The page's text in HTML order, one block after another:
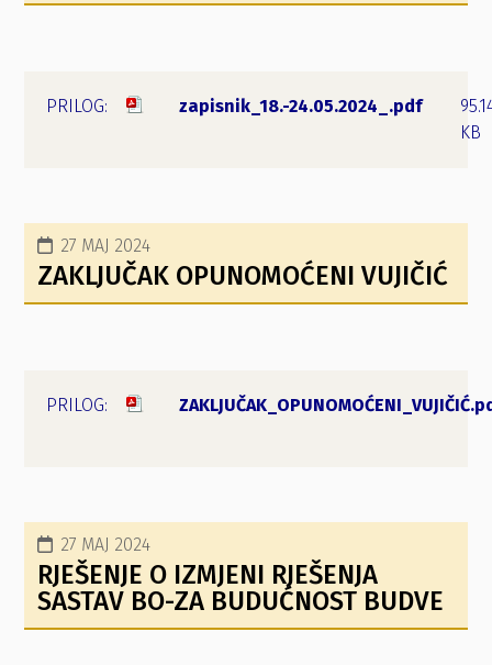
zapisnik_18.-24.05.2024_.pdf
KB
27 MAJ 2024
ZAKLJUČAK OPUNOMOĆENI VUJIČIĆ
27 MAJ 2024
RJEŠENJE O IZMJENI RJEŠENJA
SASTAV BO-ZA BUDUĆNOST BUDVE